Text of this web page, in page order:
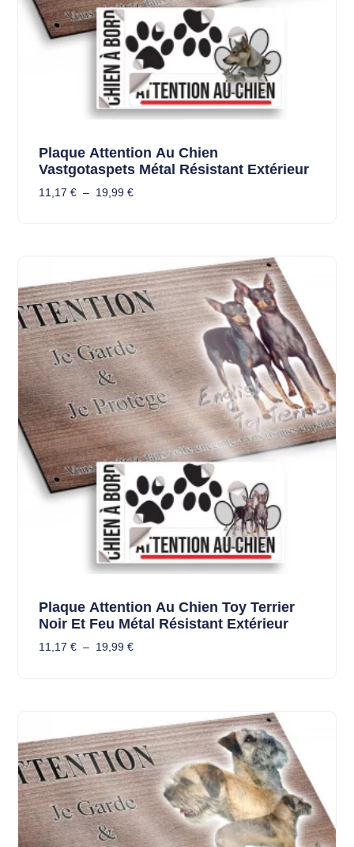
Plaque Attention Au Chien
Vastgotaspets Métal Résistant Extérieur
11,17 € – 19,99 €
Plaque Attention Au Chien Toy Terrier
Noir Et Feu Métal Résistant Extérieur
11,17 € – 19,99 €